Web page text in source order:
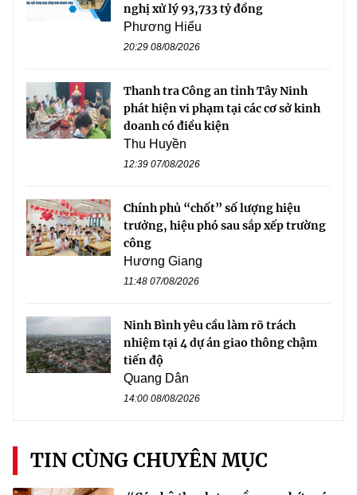
nghị xử lý 93,733 tỷ đồng
Phương Hiếu
20:29 08/08/2026
Thanh tra Công an tỉnh Tây Ninh
phát hiện vi phạm tại các cơ sở kinh
doanh có điều kiện
Thu Huyền
12:39 07/08/2026
Chính phủ “chốt” số lượng hiệu
trưởng, hiệu phó sau sắp xếp trường
công
Hương Giang
11:48 07/08/2026
Ninh Bình yêu cầu làm rõ trách
nhiệm tại 4 dự án giao thông chậm
tiến độ
Quang Dân
14:00 08/08/2026
TIN CÙNG CHUYÊN MỤC